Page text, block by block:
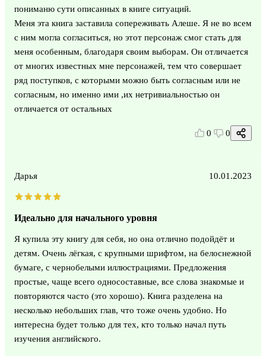
пониманю сути описанных в книге ситуаций.
Меня эта книга заставила сопереживать Алеше. Я не во всем
с ним могла согласиться, но этот персонаж смог стать для
меня особенным, благодаря своим выборам. Он отличается
от многих известных мне персонажей, тем что совершает
ряд поступков, с которыми можно быть согласным или не
согласным, но именно ими ,их нетривиальностью он
отличается от остальных
0 0
Дарья 10.01.2023
Идеально для начального уровня
Я купила эту книгу для себя, но она отлично подойдёт и
детям. Очень лёгкая, с крупными шрифтом, на белоснежной
бумаге, с чернобелыми иллюстрациями. Предложения
простые, чаще всего односоставные, все слова знакомые и
повторяются часто (это хорошо). Книга разделена на
несколько небольших глав, что тоже очень удобно. Но
интересна будет только для тех, кто только начал путь
изучения английского.